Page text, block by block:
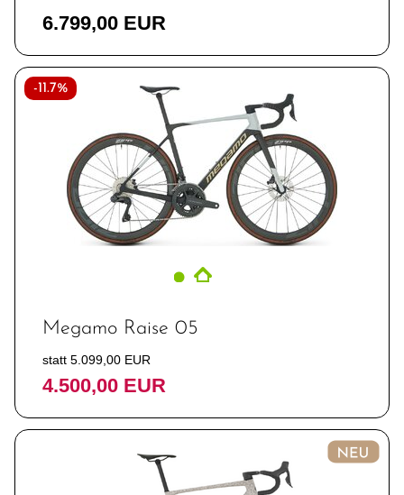
6.799,00 EUR
-11.7%
Megamo Raise 05
statt 5.099,00 EUR
4.500,00 EUR